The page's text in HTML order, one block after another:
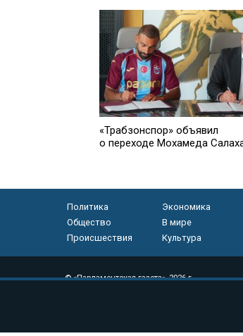
«Трабзонспор» объявил
о переходе Мохамеда
Политика
Экономика
Общество
В мире
Происшествия
Культура
© «Парламентская газета», 2026 г.
Электронное периодическое издание